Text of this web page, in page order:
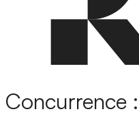
Concurrence